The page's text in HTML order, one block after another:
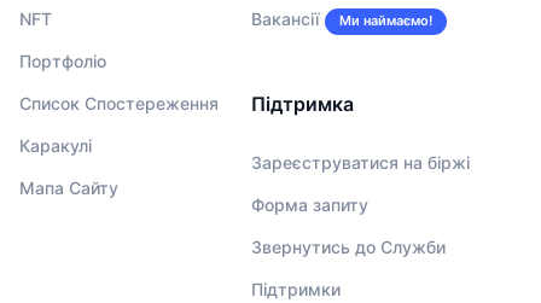
NFT
Портфоліо
Список Спостереження
Каракулі
Мапа Сайту
Вакансії Ми наймаємо!
Підтримка
Зареєструватися на біржі
Форма запиту
Звернутись до Служби
Підтримки